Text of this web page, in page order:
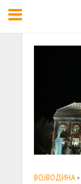
ВОЈВОДИНА •